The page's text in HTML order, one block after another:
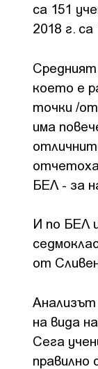
са 151
2018 г.
което е
точки /
има
БЕЛ - за
И по БЕЛ
от
Анализът
на вида
Сега